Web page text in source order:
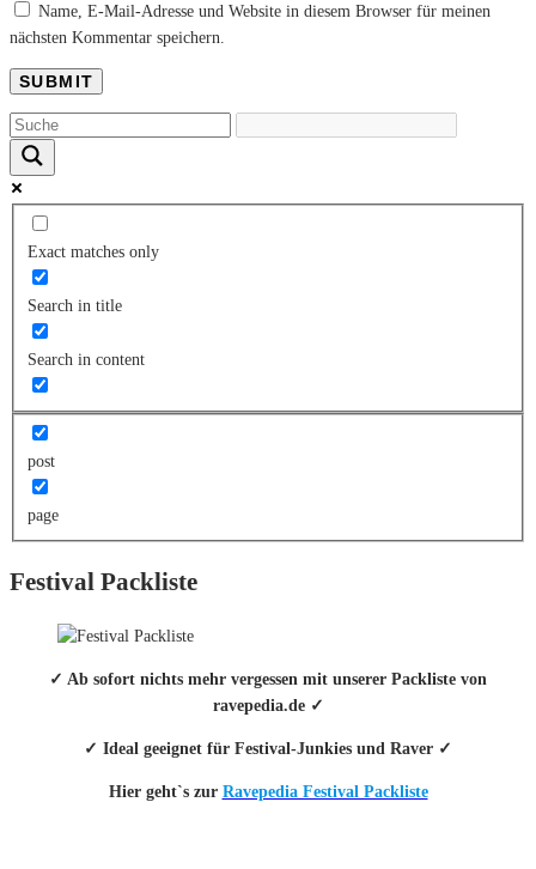
Name, E-Mail-Adresse und Website in diesem Browser für meinen
nächsten Kommentar speichern.
Exact matches only
Search in title
Search in content
post
page
Festival Packliste
✓ Ab sofort nichts mehr vergessen mit unserer Packliste von
ravepedia.de ✓
✓ Ideal geeignet für Festival-Junkies und Raver ✓
Hier geht`s zur Ravepedia Festival Packliste